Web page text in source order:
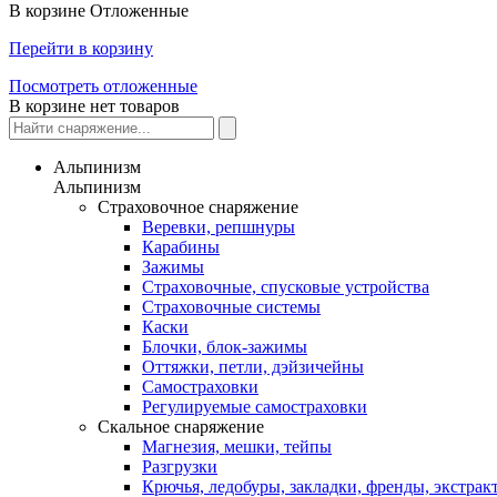
В корзине Отложенные
Перейти в корзину
Посмотреть отложенные
В корзине нет товаров
Альпинизм
Альпинизм
Страховочное снаряжение
Веревки, репшнуры
Карабины
Зажимы
Страховочные, спусковые устройства
Страховочные системы
Каски
Блочки, блок-зажимы
Оттяжки, петли, дэйзичейны
Самостраховки
Регулируемые самостраховки
Скальное снаряжение
Магнезия, мешки, тейпы
Разгрузки
Крючья, ледобуры, закладки, френды,